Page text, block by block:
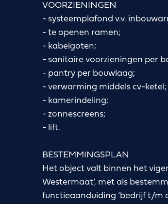
VOORZIENINGEN
- systeemplafond v.v.
- te openen ramen;
- kabelgoten;
- sanitaire voorzieningen per
- pantry per bouwlaag;
- verwarming middels cv-ketel;
- kamerindeling;
- zonnescreens;
- lift.
BESTEMMINGSPLAN
Het object valt binnen het
Westermaat’, met als
functieaanduiding ‘bedrijf t/m